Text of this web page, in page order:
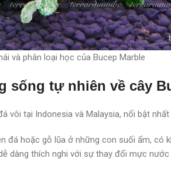
và phân loại học của Bucep Marble
sống tự nhiên về cây
vôi tại Indonesia và Malaysia, nổi bật
đá hoặc gỗ lũa ở những con suối ẩm, có
dàng thích nghi với sự thay đổi mực nước